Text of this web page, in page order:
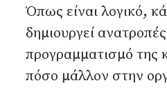
Όπως είναι λογικό,
δημιουργεί
προγραμματισμό της
πόσο μάλλον στην